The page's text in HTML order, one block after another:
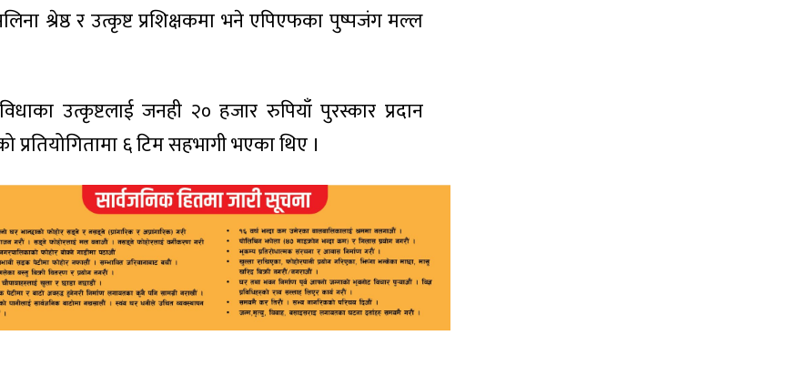
श्रेष्ठ र उत्कृष्ट प्रशिक्षकमा भने एपिएफका पुष्पजंग मल्ल
उत्कृष्टलाई जनही २० हजार रुपियाँ पुरस्कार प्रदान
६ टिम सहभागी भएका थिए ।